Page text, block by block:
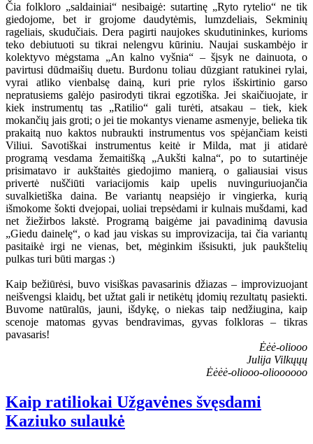
Čia folkloro „saldainiai“ nesibaigė: sutartinę „Ryto rytelio“ ne tik
giedojome, bet ir grojome daudytėmis, lumzdeliais, Sekminių
rageliais, skudučiais. Dera pagirti naujokes skudutininkes, kurioms
teko debiutuoti su tikrai nelengvu kūriniu. Naujai suskambėjo ir
kolektyvo mėgstama „An kalno vyšnia“ – šįsyk ne dainuota, o
pavirtusi dūdmaišių duetu. Burdonu toliau dūzgiant ratukinei rylai,
vyrai atliko vienbalsę dainą, kuri prie rylos išskirtinio garso
nepratusiems galėjo pasirodyti tikrai egzotiška. Jei skaičiuojate, ir
kiek instrumentų tas „Ratilio“ gali turėti, atsakau – tiek, kiek
mokančių jais groti; o jei tie mokantys viename asmenyje, belieka tik
prakaitą nuo kaktos nubraukti instrumentus vos spėjančiam keisti
Viliui. Savotiškai instrumentus keitė ir Milda, mat ji atidarė
programą vesdama žemaitišką „Aukšti kalna“, po to sutartinėje
prisimatavo ir aukštaitės giedojimo manierą, o galiausiai visus
privertė nuščiūti variacijomis kaip upelis nuvinguriuojančia
suvalkietiška daina. Be variantų neapsiėjo ir vingierka, kurią
išmokome šokti dvejopai, uoliai trepsėdami ir kulnais mušdami, kad
net žiežirbos lakstė. Programą baigėme jai pavadinimą davusia
„Giedu dainelę“, o kad jau viskas su improvizacija, tai čia variantų
pasitaikė irgi ne vienas, bet, mėginkim išsisukti, juk paukštelių
pulkas turi būti margas :)
Kaip bežiūrėsi, buvo visiškas pavasarinis džiazas – improvizuojant
neišvengsi klaidų, bet užtat gali ir netikėtų įdomių rezultatų pasiekti.
Buvome natūralūs, jauni, išdykę, o niekas taip nedžiugina, kaip
scenoje matomas gyvas bendravimas, gyvas folkloras – tikras
pavasaris!
Ėėė-oliooo
Julija Vilkųųų
Ėėėė-oliooo-olioooooo
Kaip ratiliokai Užgavėnes švęsdami
Kaziuko sulaukė